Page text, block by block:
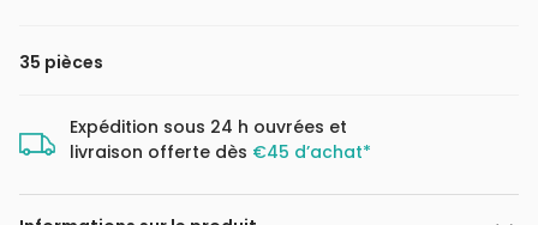
35 pièces
Expédition sous 24 h ouvrées et
livraison offerte dès €45 d’achat*